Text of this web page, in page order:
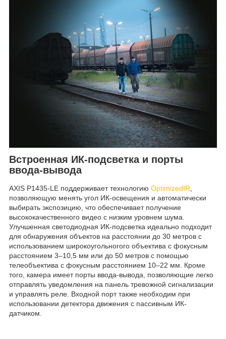
Встроенная ИК-подсветка и порты
ввода-вывода
AXIS P1435-LE поддерживает технологию OptimizedIR
позволяющую менять угол ИК-освещения и автоматически
выбирать экспозицию, что обеспечивает получение
высококачественного видео с низким уровнем шума.
Улучшенная светодиодная ИК-подсветка идеально подходит
для обнаружения объектов на расстоянии до 30 метров с
использованием широкоугольногого объектива с фокусным
расстоянием 3–10,5 мм или до 50 метров с помощью
телеобъектива с фокусным расстоянием 10–22 мм. Кроме
того, камера имеет порты ввода-вывода, позволяющие легко
отправлять уведомления на панель тревожной сигнализации
и управлять реле. Входной порт также необходим при
использовании детектора движения с пассивным ИК-
датчиком.